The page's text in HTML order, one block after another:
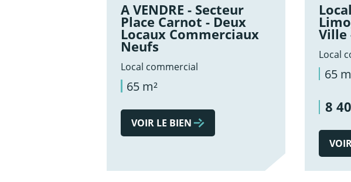
A VENDRE - Secteur
Place Carnot - Deux
Locaux Commerciaux
Neufs
Local commercial
65 m²
VOIR LE BIEN
Ville
Local
65
8